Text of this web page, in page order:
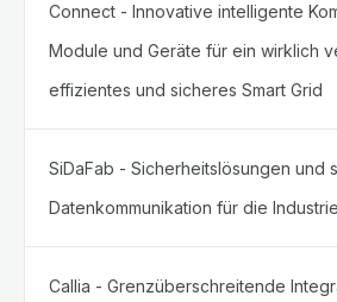
Connect - Innovative intelligente
Module und Geräte für ein wirklich
effizientes und sicheres Smart Grid
SiDaFab - Sicherheitslösungen und
Datenkommunikation für die
Callia - Grenzüberschreitende